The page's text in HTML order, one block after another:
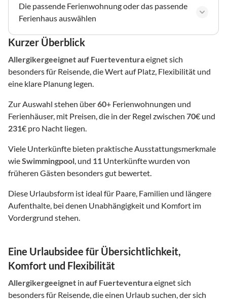
Die passende Ferienwohnung oder das passende
Ferienhaus auswählen
Kurzer Überblick
Allergikergeeignetauf Fuerteventuraeignet sich
besonders für Reisende, die Wert auf Platz, Flexibilität und
eine klare Planung legen.
Zur Auswahl stehen über60+ Ferienwohnungen und
Ferienhäuser, mit Preisen, die in der Regel zwischen 70€ und
231€ pro Nacht liegen.
Viele Unterkünfte bieten praktische Ausstattungsmerkmale
wieSwimmingpool, und 11 Unterkünfte wurden von
früheren Gästen besonders gut bewertet.
Diese Urlaubsform ist ideal für Paare, Familien und längere
Aufenthalte, bei denen Unabhängigkeit und Komfort im
Vordergrund stehen.
Eine Urlaubsidee für Übersichtlichkeit,
Komfort und Flexibilität
Allergikergeeignet in auf Fuerteventuraeignet sich
besonders für Reisende, die einen Urlaub suchen, der sich